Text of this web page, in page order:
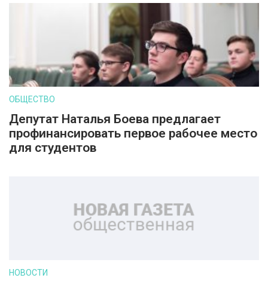
ОБЩЕСТВО
Депутат Наталья Боева предлагает
профинансировать первое рабочее место
для студентов
НОВОСТИ